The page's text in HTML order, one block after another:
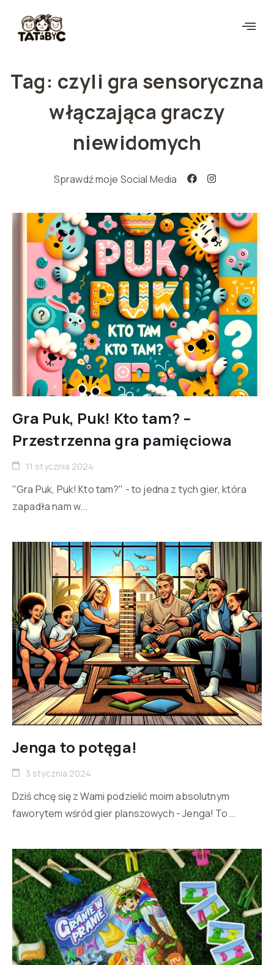
Tag: czyli gra sensoryczna
włączająca graczy
niewidomych
Sprawdź moje Social Media
Gra Puk, Puk! Kto tam? –
Przestrzenna gra pamięciowa
11 stycznia 2024
"Gra Puk, Puk! Kto tam?" - to jedna z tych gier, która
zapadła nam w...
Jenga to potęga!
3 stycznia 2024
Dziś chcę się z Wami podzielić moim absolutnym
faworytem wśród gier planszowych - Jenga! To...